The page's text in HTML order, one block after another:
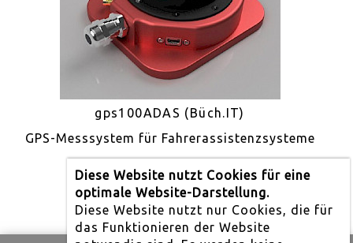
gps100ADAS (Büch.IT)
GPS-Messsystem für Fahrerassistenzsysteme
Diese Website nutzt Cookies für eine
optimale Website-Darstellung.
Diese Website nutzt nur Cookies, die für
das Funktionieren der Website